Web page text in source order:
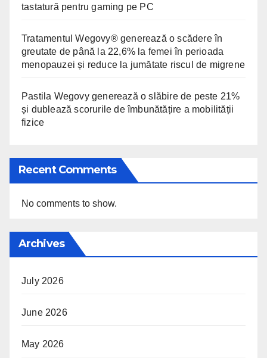
tastatură pentru gaming pe PC
Tratamentul Wegovy® generează o scădere în
greutate de până la 22,6% la femei în perioada
menopauzei și reduce la jumătate riscul de migrene
Pastila Wegovy generează o slăbire de peste 21%
și dublează scorurile de îmbunătățire a mobilității
fizice
Recent Comments
No comments to show.
Archives
July 2026
June 2026
May 2026